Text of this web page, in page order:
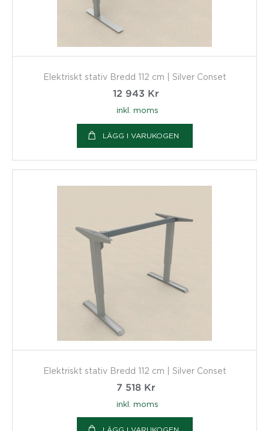
Elektriskt stativ Bredd 112 cm | Silver Conset
12 943 Kr
inkl. moms
LÄGG I VARUKOGEN
Elektriskt stativ Bredd 112 cm | Silver Conset
7 518 Kr
inkl. moms
LÄGG I VARUKOGEN